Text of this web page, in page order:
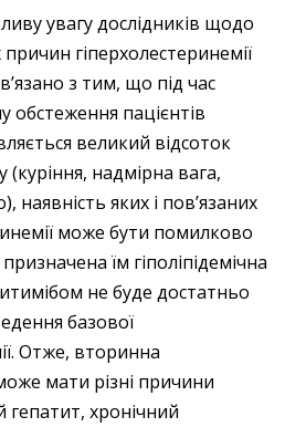
увагу дослідників щодо
гіперхолестеринемії
з тим, що під час
обстеження пацієнтів
великий відсоток
(куріння, надмірна вага,
наявність яких і пов’язаних
може бути помилково
їм гіполіпідемічна
не буде достатньо
базової
Отже, вторинна
мати різні причини
гепатит, хронічний